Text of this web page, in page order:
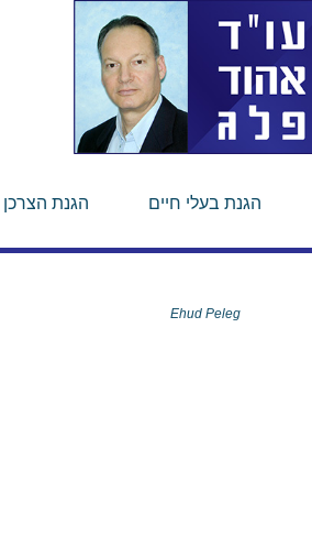
הגנת בעלי חיים הגנת הצרכן
Ehud Peleg